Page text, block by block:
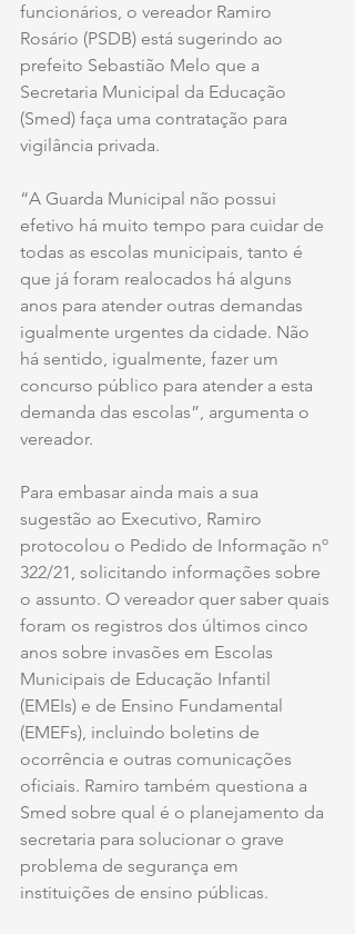
funcionários, o vereador Ramiro
Rosário (PSDB) está sugerindo ao
prefeito Sebastião Melo que a
Secretaria Municipal da Educação
(Smed) faça uma contratação para
vigilância privada.
“A Guarda Municipal não possui
efetivo há muito tempo para cuidar de
todas as escolas municipais, tanto é
que já foram realocados há alguns
anos para atender outras demandas
igualmente urgentes da cidade. Não
há sentido, igualmente, fazer um
concurso público para atender a esta
demanda das escolas”, argumenta o
vereador.
Para embasar ainda mais a sua
sugestão ao Executivo, Ramiro
protocolou o Pedido de Informação nº
322/21, solicitando informações sobre
o assunto. O vereador quer saber quais
foram os registros dos últimos cinco
anos sobre invasões em Escolas
Municipais de Educação Infantil
(EMEIs) e de Ensino Fundamental
(EMEFs), incluindo boletins de
ocorrência e outras comunicações
oficiais. Ramiro também questiona a
Smed sobre qual é o planejamento da
secretaria para solucionar o grave
problema de segurança em
instituições de ensino públicas.